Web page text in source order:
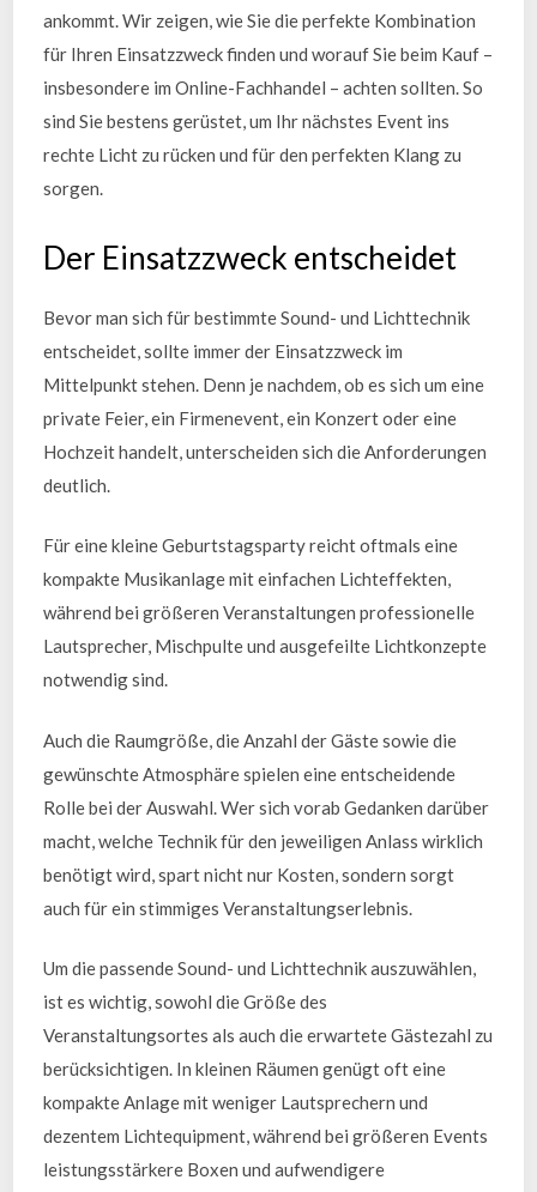
ankommt. Wir zeigen, wie Sie die perfekte Kombination
für Ihren Einsatzzweck finden und worauf Sie beim Kauf –
insbesondere im Online-Fachhandel – achten sollten. So
sind Sie bestens gerüstet, um Ihr nächstes Event ins
rechte Licht zu rücken und für den perfekten Klang zu
sorgen.
Der Einsatzzweck entscheidet
Bevor man sich für bestimmte Sound- und Lichttechnik
entscheidet, sollte immer der Einsatzzweck im
Mittelpunkt stehen. Denn je nachdem, ob es sich um eine
private Feier, ein Firmenevent, ein Konzert oder eine
Hochzeit handelt, unterscheiden sich die Anforderungen
deutlich.
Für eine kleine Geburtstagsparty reicht oftmals eine
kompakte Musikanlage mit einfachen Lichteffekten,
während bei größeren Veranstaltungen professionelle
Lautsprecher, Mischpulte und ausgefeilte Lichtkonzepte
notwendig sind.
Auch die Raumgröße, die Anzahl der Gäste sowie die
gewünschte Atmosphäre spielen eine entscheidende
Rolle bei der Auswahl. Wer sich vorab Gedanken darüber
macht, welche Technik für den jeweiligen Anlass wirklich
benötigt wird, spart nicht nur Kosten, sondern sorgt
auch für ein stimmiges Veranstaltungserlebnis.
Um die passende Sound- und Lichttechnik auszuwählen,
ist es wichtig, sowohl die Größe des
Veranstaltungsortes als auch die erwartete Gästezahl zu
berücksichtigen. In kleinen Räumen genügt oft eine
kompakte Anlage mit weniger Lautsprechern und
dezentem Lichtequipment, während bei größeren Events
leistungsstärkere Boxen und aufwendigere